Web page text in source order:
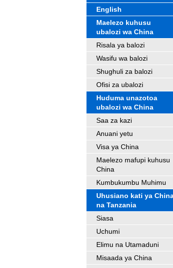
English
Maelezo kuhusu
ubalozi wa China
Risala ya balozi
Wasifu wa balozi
Shughuli za balozi
Ofisi za ubalozi
Huduma unazotoa
ubalozi wa China
Saa za kazi
Anuani yetu
Visa ya China
Maelezo mafupi kuhusu
China
Kumbukumbu Muhimu
Uhusiano kati ya
na Tanzania
Siasa
Uchumi
Elimu na Utamaduni
Misaada ya China